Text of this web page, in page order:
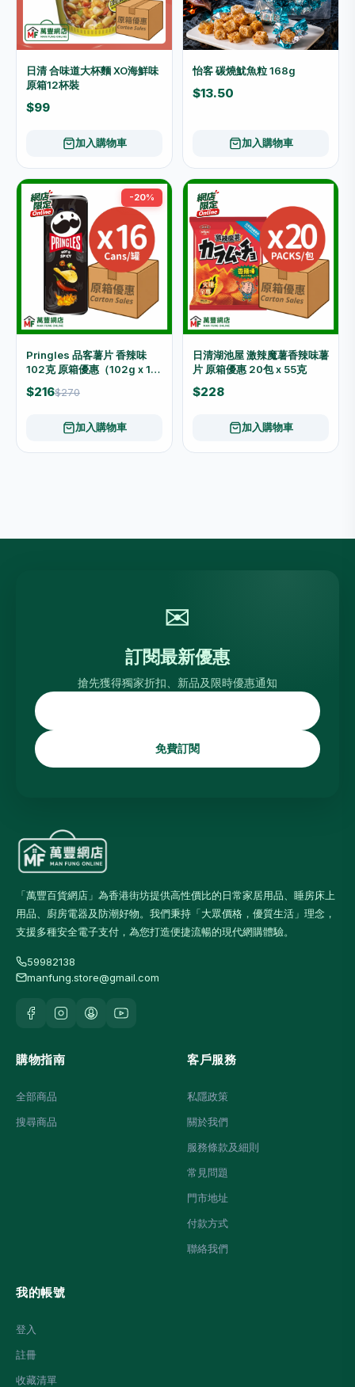
日清 合味道大杯麵 XO海鮮味
原箱12杯裝
$99
加入購物車
怡客 碳燒魷魚粒 168g
$13.50
加入購物車
-20%
Pringles 品客薯片 香辣味
102克 原箱優惠（102g x 16
罐）
$216$270
加入購物車
日清湖池屋 激辣魔薯香辣味薯
片 原箱優惠 20包 x 55克
$228
加入購物車
✉
訂閱最新優惠
搶先獲得獨家折扣、新品及限時優惠通知
免費訂閱
「萬豐百貨網店」為香港街坊提供高性價比的日常家居用品、睡房床上
用品、廚房電器及防潮好物。我們秉持「大眾價格，優質生活」理念，
支援多種安全電子支付，為您打造便捷流暢的現代網購體驗。
59982138
manfung.store@gmail.com
購物指南
全部商品
搜尋商品
客戶服務
私隱政策
關於我們
服務條款及細則
常見問題
門市地址
付款方式
聯絡我們
我的帳號
登入
註冊
收藏清單